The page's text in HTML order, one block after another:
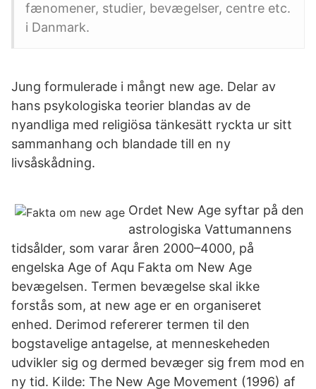
fænomener, studier, bevægelser, centre etc.
i Danmark.
Jung formulerade i mångt new age. Delar av
hans psykologiska teorier blandas av de
nyandliga med religiösa tänkesätt ryckta ur sitt
sammanhang och blandade till en ny
livsåskådning.
Ordet New Age syftar på den
astrologiska Vattumannens
tidsålder, som varar åren 2000–4000, på
engelska Age of Aqu Fakta om New Age
bevægelsen. Termen bevægelse skal ikke
forstås som, at new age er en organiseret
enhed. Derimod refererer termen til den
bogstavelige antagelse, at menneskeheden
udvikler sig og dermed bevæger sig frem mod en
ny tid. Kilde: The New Age Movement (1996) af